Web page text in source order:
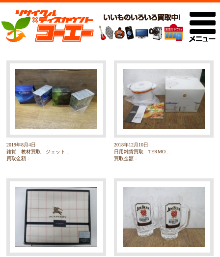
2019年8月4日
雑貨 教材買取 ジェット...
買取金額：
2018年12月10日
日用雑貨買取 TERMO...
買取金額：